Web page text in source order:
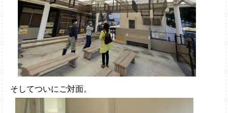
そしてついにご対面。